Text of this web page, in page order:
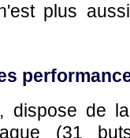
plus
dispose de
(31